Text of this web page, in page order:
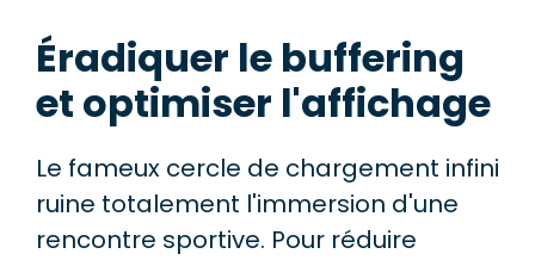
Éradiquer le buffering
et optimiser l'affichage
Le fameux cercle de chargement infini
ruine totalement l'immersion d'une
rencontre sportive. Pour réduire